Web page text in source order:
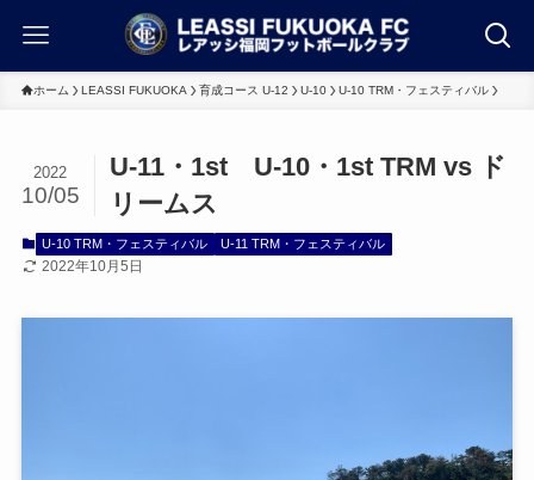
ホーム LEASSI FUKUOKA 育成コース U-12 U-10 U-10 TRM・フェスティバル
U-11・1st U-10・1st TRM vs ド
リームス
2022
10/05
U-10 TRM・フェスティバル U-11 TRM・フェスティバル
2022年10月5日